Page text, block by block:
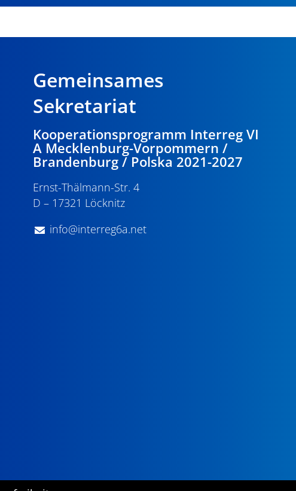
Gemeinsames
Sekretariat
Kooperationsprogramm Interreg VI
A Mecklenburg-Vorpommern /
Brandenburg / Polska 2021-2027
Ernst-Thälmann-Str. 4
D – 17321 Löcknitz
info@interreg6a.net